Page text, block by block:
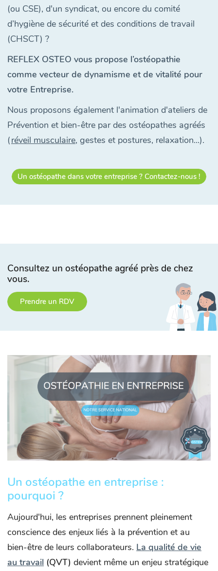
(ou CSE), d'un syndicat, ou encore du comité
d’hygiène de sécurité et des conditions de travail
(CHSCT) ?
REFLEX OSTEO vous propose l’ostéopathie
comme vecteur de dynamisme et de vitalité pour
votre Entreprise.
Nous proposons également l'animation d'ateliers de
Prévention et bien-être par des ostéopathes agréés
(réveil musculaire, gestes et postures, relaxation...).
Un ostéopathe dans votre entreprise ? Contactez-nous !
Consultez un ostéopathe agréé près de chez
vous.
Prendre un RDV
Un ostéopathe en entreprise :
pourquoi ?
Aujourd'hui, les entreprises prennent pleinement
conscience des enjeux liés à la prévention et au
bien-être de leurs collaborateurs. La qualité de vie
au travail (QVT) devient même un enjeu stratégique